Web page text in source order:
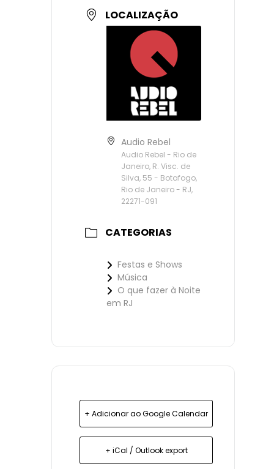
LOCALIZAÇÃO
Audio Rebel
Audio Rebel - Rio de
Janeiro, R. Visc. de
Silva, 55 - Botafogo,
Rio de Janeiro - RJ,
22271-091
CATEGORIAS
Festas e Shows
Música
O que fazer à Noite
em RJ
+ Adicionar ao Google Calendar
+ iCal / Outlook export